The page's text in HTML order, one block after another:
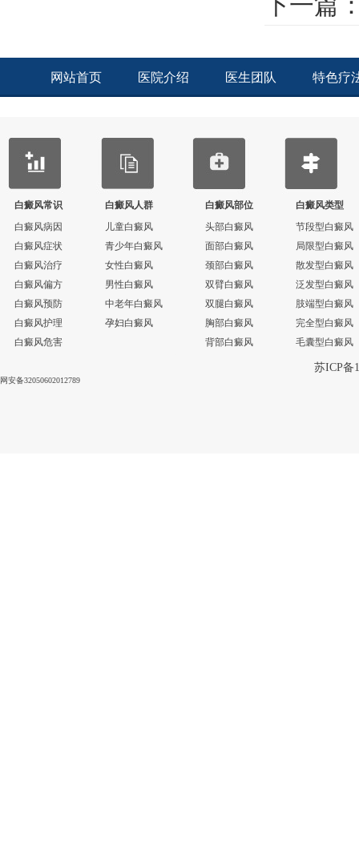
下一篇
网站首页 医院介绍 医生团队 特色疗
白癜风常识
白癜风病因
白癜风症状
白癜风治疗
白癜风偏方
白癜风预防
白癜风护理
白癜风危害
白癜风人群
儿童白癜风
青少年白癜风
女性白癜风
男性白癜风
中老年白癜风
孕妇白癜风
白癜风部位
头部白癜风
面部白癜风
颈部白癜风
双臂白癜风
双腿白癜风
胸部白癜风
背部白癜风
白癜风类型
节段型白癜风
局限型白癜风
散发型白癜风
泛发型白癜风
肢端型白癜风
完全型白癜风
毛囊型白癜风
苏ICP备
网安备32050602012789